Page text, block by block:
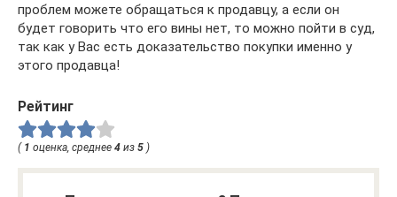
проблем можете обращаться к продавцу, а если он
будет говорить что его вины нет, то можно пойти в суд,
так как у Вас есть доказательство покупки именно у
этого продавца!
Рейтинг
( 1 оценка, среднее 4 из 5 )